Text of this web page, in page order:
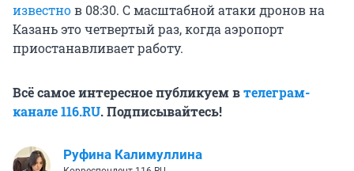
известнов 08:30. С масштабной атаки дронов на
Казань это четвертый раз, когда аэропорт
приостанавливает работу.
Всё самое интересное публикуем втелеграм-
канале 116.RU. Подписывайтесь!
Руфина Калимуллина